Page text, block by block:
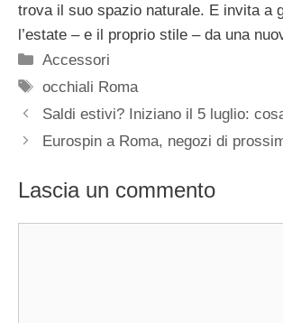
trova il suo spazio naturale. E invita a
l’estate – e il proprio stile – da una
Categorie
Accessori
Tag
occhiali Roma
Saldi estivi? Iniziano il 5 luglio:
Eurospin a Roma, negozi di
Lascia un commento